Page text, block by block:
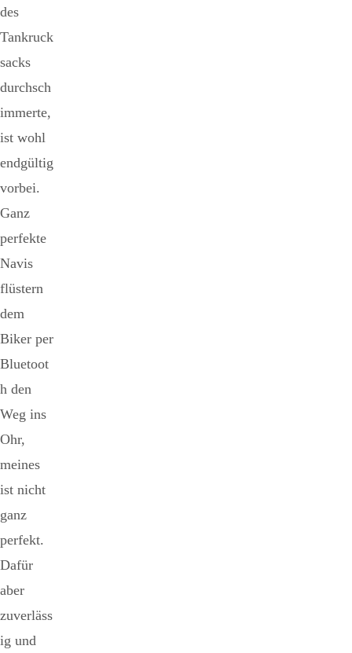
des
Tankruck
sacks
durchsch
immerte,
ist wohl
endgültig
vorbei.
Ganz
perfekte
Navis
flüstern
dem
Biker per
Bluetoot
h den
Weg ins
Ohr,
meines
ist nicht
ganz
perfekt.
Dafür
aber
zuverläss
ig und